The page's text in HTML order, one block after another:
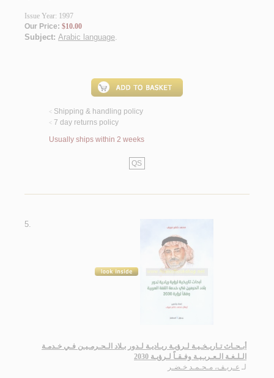
Issue Year: 1997
Our Price: $10.00
Subject: Arabic language.
< Shipping & handling policy
< 7 day returns policy
Usually ships within 2 weeks
QS
5.
أبـحـاث تـاريـخـيـة لـرؤيـة ريـاديـة لـدور بـلاد الـحـرمـيـن فـي خـدمـة
الـلـغـة الـعـربـيـة وفـقـاً لـرؤيـة 2030
لـ عـريـف، مـحـمـد خـضـر